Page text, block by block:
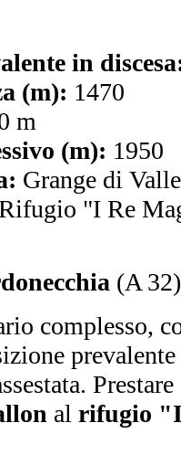
in
(m): 1470
m
(m): 1950
Grange di
"I Re
(A
complesso,
al rifugio